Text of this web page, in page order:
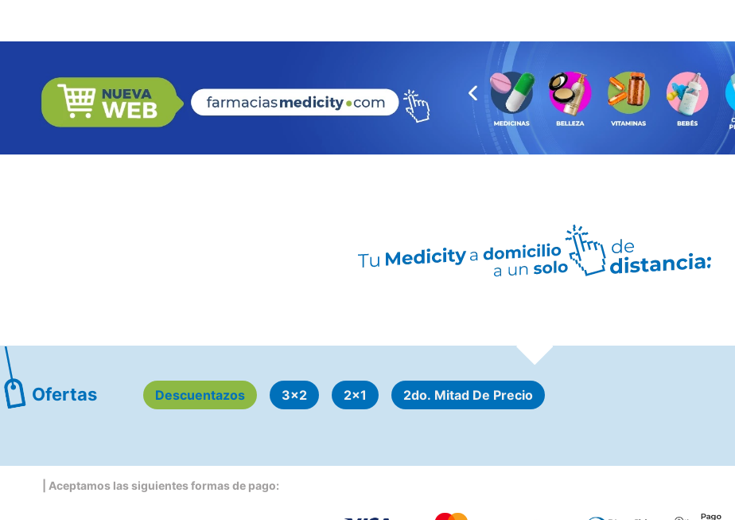
Ofertas Descuentazos 3x2 2x1 2do. Mitad De Precio
| Aceptamos las siguientes formas de pago: